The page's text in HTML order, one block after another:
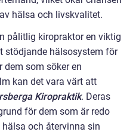
hälsa och livskvalitet.
pålitlig kiropraktor en viktig
stödjande hälsosystem för
dem som söker en
kan det vara värt att
Kiropraktik. Deras
för dem som är redo
och återvinna sin